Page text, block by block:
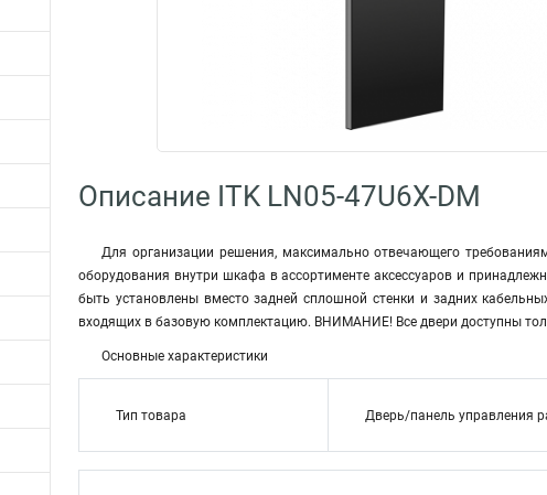
Описание ITK LN05-47U6X-DM
Для организации решения, максимально отвечающего
оборудования внутри шкафа в ассортименте аксессуаров и
быть установлены вместо задней сплошной стенки и задних
входящих в базовую комплектацию. ВНИМАНИЕ! Все двери доступны
Основные характеристики
Тип товара Дверь/панель управления